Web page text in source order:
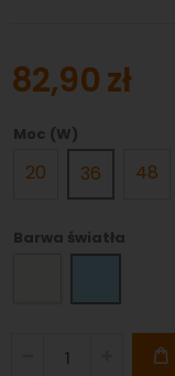
82,90 zł
Moc (W)
20 36 48
Barwa światła